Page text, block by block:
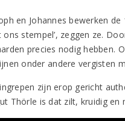
en Johannes bewerken
ons stempel’, zeggen ze.
precies nodig hebben.
onder andere vergisten
zijn erop gericht
Thörle is dat zilt, kruidig en